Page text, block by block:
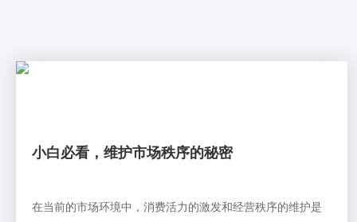
小白必看，维护市场秩序的秘密
在当前的市场环境中，消费活力的激发和经营秩序的维护是